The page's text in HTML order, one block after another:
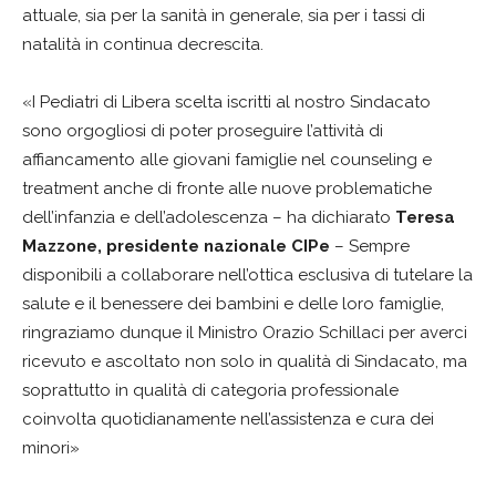
attuale, sia per la sanità in generale, sia per i tassi di
natalità in continua decrescita.
«I Pediatri di Libera scelta iscritti al nostro Sindacato
sono orgogliosi di poter proseguire l’attività di
affiancamento alle giovani famiglie nel counseling e
treatment anche di fronte alle nuove problematiche
dell’infanzia e dell’adolescenza – ha dichiarato Teresa
Mazzone, presidente nazionale CIPe – Sempre
disponibili a collaborare nell’ottica esclusiva di tutelare la
salute e il benessere dei bambini e delle loro famiglie,
ringraziamo dunque il Ministro Orazio Schillaci per averci
ricevuto e ascoltato non solo in qualità di Sindacato, ma
soprattutto in qualità di categoria professionale
coinvolta quotidianamente nell’assistenza e cura dei
minori»